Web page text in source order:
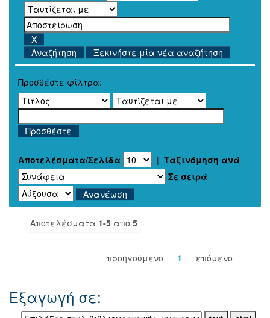
Ξεκινήστε μία νέα αναζήτηση
Προσθέστε φίλτρα:
Αποτελέσματα/Σελίδα | Ταξινόμηση ανά
Σε σειρά
Αποτελέσματα 1-5 από 5
προηγούμενο 1 επόμενο
Εξαγωγή σε: